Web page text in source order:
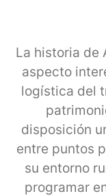
La historia de
aspecto
logística del
disposición
entre puntos
su entorno
programar